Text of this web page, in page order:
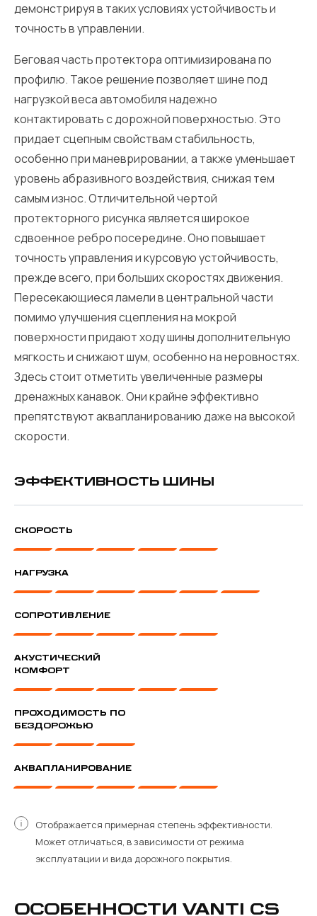
демонстрируя в таких условиях устойчивость и
точность в управлении.
Беговая часть протектора оптимизирована по
профилю. Такое решение позволяет шине под
нагрузкой веса автомобиля надежно
контактировать с дорожной поверхностью. Это
придает сцепным свойствам стабильность,
особенно при маневрировании, а также уменьшает
уровень абразивного воздействия, снижая тем
самым износ. Отличительной чертой
протекторного рисунка является широкое
сдвоенное ребро посередине. Оно повышает
точность управления и курсовую устойчивость,
прежде всего, при больших скоростях движения.
Пересекающиеся ламели в центральной части
помимо улучшения сцепления на мокрой
поверхности придают ходу шины дополнительную
мягкость и снижают шум, особенно на неровностях.
Здесь стоит отметить увеличенные размеры
дренажных канавок. Они крайне эффективно
препятствуют аквапланированию даже на высокой
скорости.
ЭФФЕКТИВНОСТЬ ШИНЫ
СКОРОСТЬ
НАГРУЗКА
СОПРОТИВЛЕНИЕ
АКУСТИЧЕСКИЙ
КОМФОРТ
ПРОХОДИМОСТЬ ПО
БЕЗДОРОЖЬЮ
АКВАПЛАНИРОВАНИЕ
Отображается примерная степень эффективности.
Может отличаться, в зависимости от режима
эксплуатации и вида дорожного покрытия.
ОСОБЕННОСТИ VANTI CS